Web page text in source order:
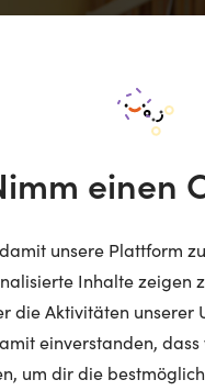
einen
unsere Plattform
Inhalte zeigen
die Aktivitäten unserer
einverstanden,
um dir die